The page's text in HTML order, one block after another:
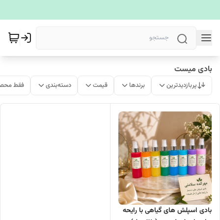
بادی میست
پربازدیدترین برندها قیمت دسته‌بندی فقط
بادی اسپلش های گیاهی با رایحه